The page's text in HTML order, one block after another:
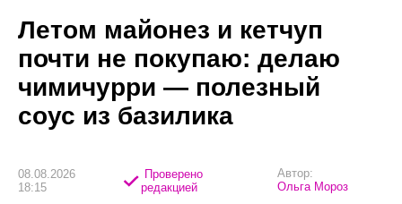
Летом майонез и кетчуп
почти не покупаю: делаю
чимичурри — полезный
соус из базилика
08.08.2026
18:15
Проверено
редакцией
Автор:
Ольга Мороз